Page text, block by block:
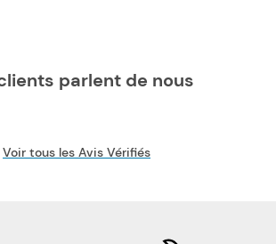
parlent de nous
Voir tous les Avis Vérifiés